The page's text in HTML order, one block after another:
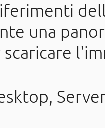
una